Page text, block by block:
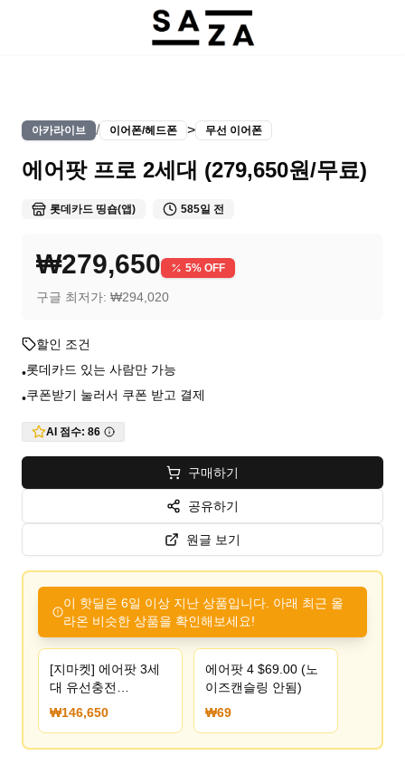
아카라이브 / 이어폰/헤드폰 > 무선 이어폰
에어팟 프로 2세대 (279,650원/무료)
롯데카드 띵숍(앱) 585일 전
₩279,650 5% OFF
구글 최저가: ₩294,020
할인 조건
•롯데카드 있는 사람만 가능
•쿠폰받기 눌러서 쿠폰 받고 결제
AI 점수: 86
구매하기
공유하기
원글 보기
이 핫딜은 6일 이상 지난 상품입니다. 아래 최근 올
라온 비슷한 상품을 확인해보세요!
[지마켓] 에어팟 3세
대 유선충전
(146,650원/무료)
₩146,650
에어팟 4 $69.00 (노
이즈캔슬링 안됨)
₩69